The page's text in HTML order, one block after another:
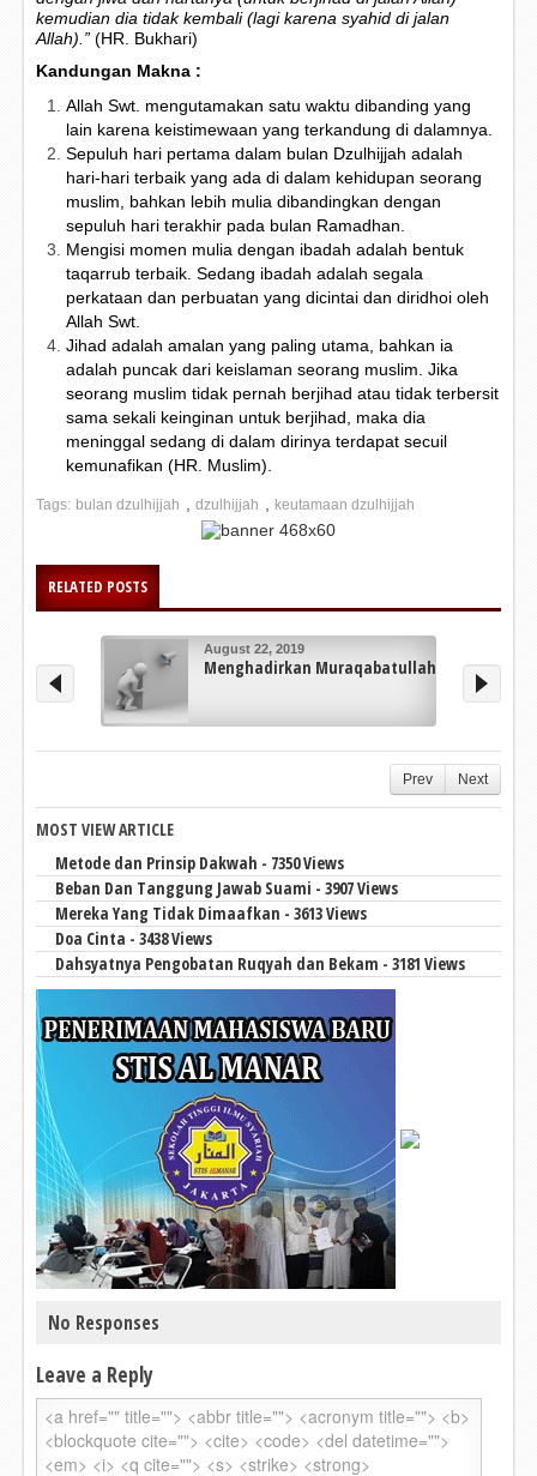
kemudian dia tidak kembali (lagi karena syahid di jalan
Allah).” (HR. Bukhari)
Kandungan Makna :
Allah Swt. mengutamakan satu waktu dibanding yang
lain karena keistimewaan yang terkandung di dalamnya.
Sepuluh hari pertama dalam bulan Dzulhijjah adalah
hari-hari terbaik yang ada di dalam kehidupan seorang
muslim, bahkan lebih mulia dibandingkan dengan
sepuluh hari terakhir pada bulan Ramadhan.
Mengisi momen mulia dengan ibadah adalah bentuk
taqarrub terbaik. Sedang ibadah adalah segala
perkataan dan perbuatan yang dicintai dan diridhoi oleh
Allah Swt.
Jihad adalah amalan yang paling utama, bahkan ia
adalah puncak dari keislaman seorang muslim. Jika
seorang muslim tidak pernah berjihad atau tidak terbersit
sama sekali keinginan untuk berjihad, maka dia
meninggal sedang di dalam dirinya terdapat secuil
kemunafikan (HR. Muslim).
Tags: bulan dzulhijjah , dzulhijjah , keutamaan dzulhijjah
RELATED POSTS
August 22, 2019
Menghadirkan Muraqabatullah
Prev Next
MOST VIEW ARTICLE
Metode dan Prinsip Dakwah - 7350 Views
Beban Dan Tanggung Jawab Suami - 3907 Views
Mereka Yang Tidak Dimaafkan - 3613 Views
Doa Cinta - 3438 Views
Dahsyatnya Pengobatan Ruqyah dan Bekam - 3181 Views
No Responses
Leave a Reply